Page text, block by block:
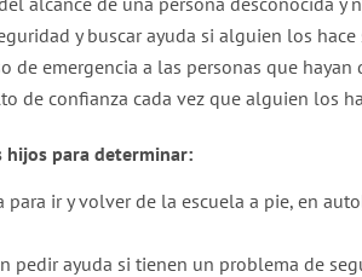
y buscar ayuda si alguien los
de emergencia a las personas que
de confianza cada vez que alguien los
hijos para determinar:
para ir y volver de la escuela a pie, en
pedir ayuda si tienen un problema de